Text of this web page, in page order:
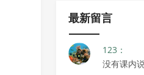
最新留言
123：
没有课内